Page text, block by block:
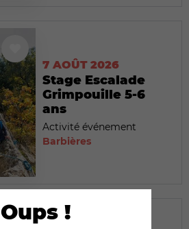
Oups !
7 AOÛT 2026
Stage Escalade
Grimpouille 5-6
ans
Activité événement
Barbières